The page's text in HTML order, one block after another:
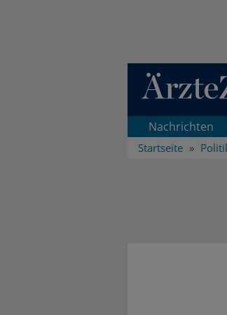
Direkt zum
Nachrichten
Startseite